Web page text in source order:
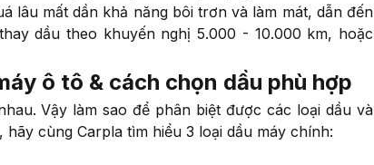
lâu mất dần khả năng bôi trơn và làm mát, dẫn đến
dầu theo khuyến nghị 5.000 - 10.000 km, hoặc
ô tô & cách chọn dầu phù hợp
Vậy làm sao để phân biệt được các loại dầu và
cùng Carpla tìm hiểu 3 loại dầu máy chính: